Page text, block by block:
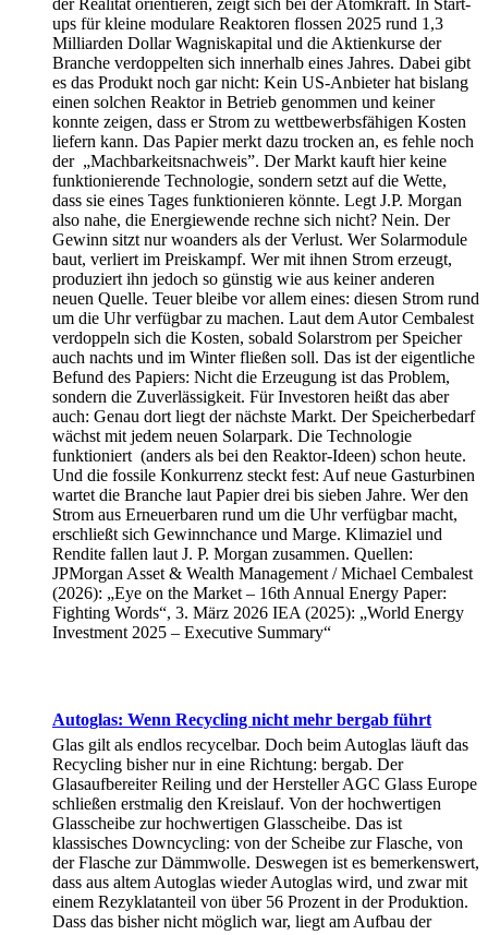
ups für kleine modulare Reaktoren flossen 2025 rund 1,3
Milliarden Dollar Wagniskapital und die Aktienkurse der
Branche verdoppelten sich innerhalb eines Jahres. Dabei gibt
es das Produkt noch gar nicht: Kein US-Anbieter hat bislang
einen solchen Reaktor in Betrieb genommen und keiner
konnte zeigen, dass er Strom zu wettbewerbsfähigen Kosten
liefern kann. Das Papier merkt dazu trocken an, es fehle noch
der „Machbarkeitsnachweis”. Der Markt kauft hier keine
funktionierende Technologie, sondern setzt auf die Wette,
dass sie eines Tages funktionieren könnte. Legt J.P. Morgan
also nahe, die Energiewende rechne sich nicht? Nein. Der
Gewinn sitzt nur woanders als der Verlust. Wer Solarmodule
baut, verliert im Preiskampf. Wer mit ihnen Strom erzeugt,
produziert ihn jedoch so günstig wie aus keiner anderen
neuen Quelle. Teuer bleibe vor allem eines: diesen Strom rund
um die Uhr verfügbar zu machen. Laut dem Autor Cembalest
verdoppeln sich die Kosten, sobald Solarstrom per Speicher
auch nachts und im Winter fließen soll. Das ist der eigentliche
Befund des Papiers: Nicht die Erzeugung ist das Problem,
sondern die Zuverlässigkeit. Für Investoren heißt das aber
auch: Genau dort liegt der nächste Markt. Der Speicherbedarf
wächst mit jedem neuen Solarpark. Die Technologie
funktioniert (anders als bei den Reaktor-Ideen) schon heute.
Und die fossile Konkurrenz steckt fest: Auf neue Gasturbinen
wartet die Branche laut Papier drei bis sieben Jahre. Wer den
Strom aus Erneuerbaren rund um die Uhr verfügbar macht,
erschließt sich Gewinnchance und Marge. Klimaziel und
Rendite fallen laut J. P. Morgan zusammen. Quellen:
JPMorgan Asset & Wealth Management / Michael Cembalest
(2026): „Eye on the Market – 16th Annual Energy Paper:
Fighting Words“, 3. März 2026 IEA (2025): „World Energy
Investment 2025 – Executive Summary“
Autoglas: Wenn Recycling nicht mehr bergab führt
Glas gilt als endlos recycelbar. Doch beim Autoglas läuft das
Recycling bisher nur in eine Richtung: bergab. Der
Glasaufbereiter Reiling und der Hersteller AGC Glass Europe
schließen erstmalig den Kreislauf. Von der hochwertigen
Glasscheibe zur hochwertigen Glasscheibe. Das ist
klassisches Downcycling: von der Scheibe zur Flasche, von
der Flasche zur Dämmwolle. Deswegen ist es bemerkenswert,
dass aus altem Autoglas wieder Autoglas wird, und zwar mit
einem Rezyklatanteil von über 56 Prozent in der Produktion.
Dass das bisher nicht möglich war, liegt am Aufbau der